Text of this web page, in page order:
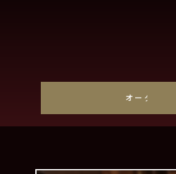
オーダーメ